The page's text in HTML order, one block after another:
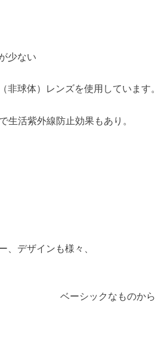
少ない
非球体）レンズを使用しています。
生活紫外線防止効果もあり。
、デザインも様々、
ベーシックなものか